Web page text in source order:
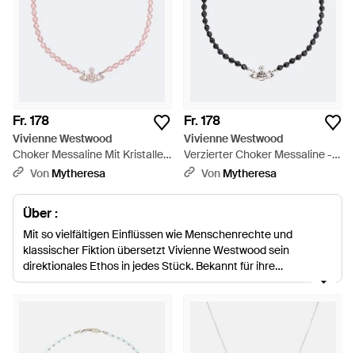
Fr. 178
Vivienne Westwood
Choker Messaline Mit Kristallen
- Weiß
Von Mytheresa
Fr. 178
Vivienne Westwood
Verzierter Choker Messaline -
Mettallic
Von Mytheresa
Über :
Mit so vielfältigen Einflüssen wie Menschenrechte und
klassischer Fiktion übersetzt Vivienne Westwood sein
direktionales Ethos in jedes Stück. Bekannt für ihre
Handwerkskunst und Punkwurzeln, übersetzt die rebellische
Interpretationen der ikonischen Vivienne Westwood Kugel zu
sehen, sei es als Diamantanhänger, aus verschiedenen
farbigen Steinen gefertigt oder in einem Kronleuchter Stil